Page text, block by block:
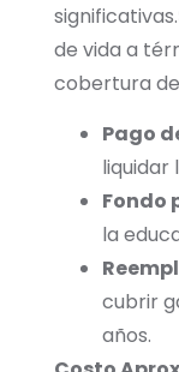
significativas.
de vida a
cobertura
Pago
liquidar
Fondo
la
cubrir
años.